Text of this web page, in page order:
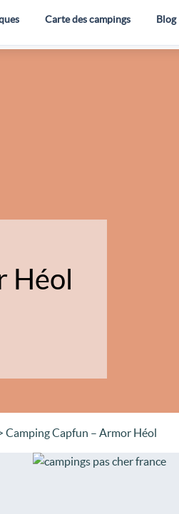
Carte des campings Blog
Héol
Camping Capfun – Armor Héol